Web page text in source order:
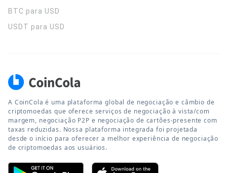
BTC para USD
USDT para USD
A CoinCola é uma plataforma global de negociação e câmbio de
criptomoedas que oferece serviços de negociação à vista/com
margem, negociação P2P e negociação de cartões-presente com
taxas reduzidas. Nossa plataforma integrada foi projetada
desde o início para oferecer a melhor experiência de negociação
de criptomoedas aos usuários.